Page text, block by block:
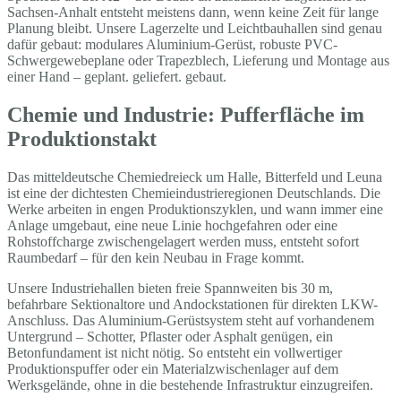
Sachsen-Anhalt entsteht meistens dann, wenn keine Zeit für lange
Planung bleibt. Unsere Lagerzelte und Leichtbauhallen sind genau
dafür gebaut: modulares Aluminium-Gerüst, robuste PVC-
Schwergewebeplane oder Trapezblech, Lieferung und Montage aus
einer Hand – geplant. geliefert. gebaut.
Chemie und Industrie: Pufferfläche im
Produktionstakt
Das mitteldeutsche Chemiedreieck um Halle, Bitterfeld und Leuna
ist eine der dichtesten Chemieindustrieregionen Deutschlands. Die
Werke arbeiten in engen Produktionszyklen, und wann immer eine
Anlage umgebaut, eine neue Linie hochgefahren oder eine
Rohstoffcharge zwischengelagert werden muss, entsteht sofort
Raumbedarf – für den kein Neubau in Frage kommt.
Unsere Industriehallen bieten freie Spannweiten bis 30 m,
befahrbare Sektionaltore und Andockstationen für direkten LKW-
Anschluss. Das Aluminium-Gerüstsystem steht auf vorhandenem
Untergrund – Schotter, Pflaster oder Asphalt genügen, ein
Betonfundament ist nicht nötig. So entsteht ein vollwertiger
Produktionspuffer oder ein Materialzwischenlager auf dem
Werksgelände, ohne in die bestehende Infrastruktur einzugreifen.